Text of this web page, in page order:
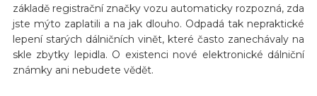
základě registrační značky vozu automaticky rozpozná, zda
jste mýto zaplatili a na jak dlouho. Odpadá tak nepraktické
lepení starých dálničních vinět, které často zanechávaly na
skle zbytky lepidla. O existenci nové elektronické dálniční
známky ani nebudete vědět.